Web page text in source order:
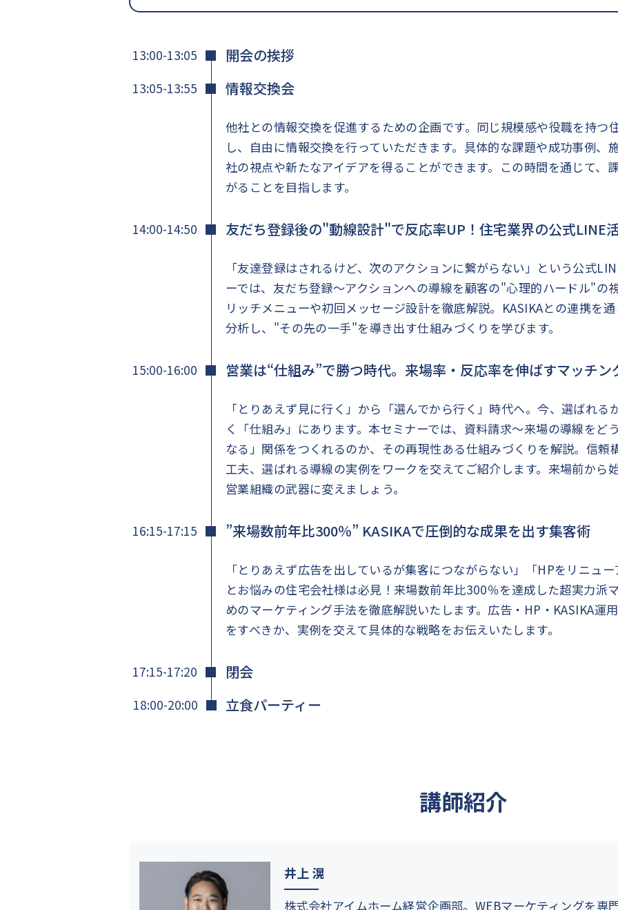
13:00-13:05 開会の挨拶
13:05-13:55 情報交換会
他社との情報交換を促進するための企画です。同じ規模感や役職を持つ
し、自由に情報交換を行っていただきます。具体的な課題や成功事例、
社の視点や新たなアイデアを得ることができます。この時間を通じて、
がることを目指します。
14:00-14:50 友だち登録後の"動線設計"で反応率UP！住宅業界の公式LINE
「友達登録はされるけど、次のアクションに繋がらない」という公式
ーでは、友だち登録〜アクションへの導線を顧客の"心理的ハードル"の
リッチメニューや初回メッセージ設計を徹底解説。KASIKAとの連携を
分析し、"その先の一手"を導き出す仕組みづくりを学びます。
15:00-16:00 営業は“仕組み”で勝つ時代。来場率・反応率を伸ばすマッチ
「とりあえず見に行く」から「選んでから行く」時代へ。今、選ばれ
く「仕組み」にあります。本セミナーでは、資料請求〜来場の導線をど
なる」関係をつくれるのか、その再現性ある仕組みづくりを解説。信頼
工夫、選ばれる導線の実例をワークを交えてご紹介します。来場前から
営業組織の武器に変えましょう。
16:15-17:15 ”来場数前年比300％” KASIKAで圧倒的な成果を出す集客術
「とりあえず広告を出しているが集客につながらない」「HPをリニュ
とお悩みの住宅会社様は必見！来場数前年比300％を達成した超実力派
めのマーケティング手法を徹底解説いたします。広告・HP・KASIKA運
をすべきか、実例を交えて具体的な戦略をお伝えいたします。
17:15-17:20 閉会
18:00-20:00 立食パーティー
講師紹介
井上 滉
株式会社アイムホーム経営企画部。WEBマーケティングを専